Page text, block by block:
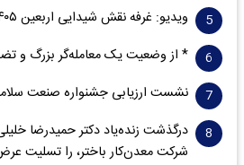
ویدیو: غرفه نقش شیدایی اربعین ۱۴۰۵
* از وضعیت یک معامله‌گر بزرگ و
نشست ارزیابی جشنواره صنعت
درگذشت زنده‌یاد دکتر حمیدرضا
شرکت معدن‌کار باختر، را تسلیت